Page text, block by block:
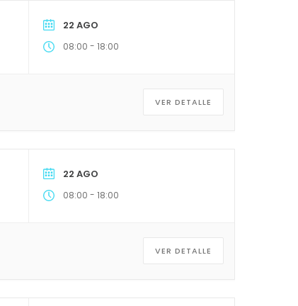
22 AGO
08:00 - 18:00
VER DETALLE
22 AGO
08:00 - 18:00
VER DETALLE